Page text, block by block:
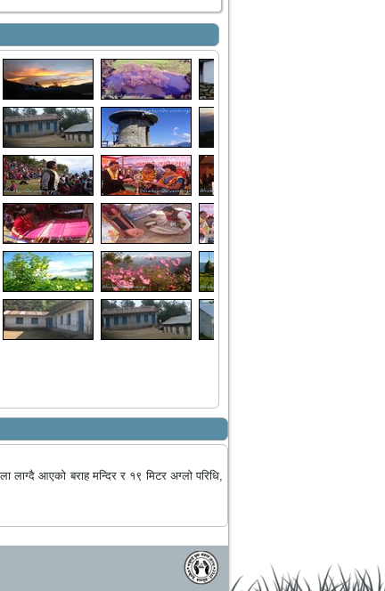
लाग्दै आएको बराह मन्दिर र १९ मिटर अग्लो परिधि,